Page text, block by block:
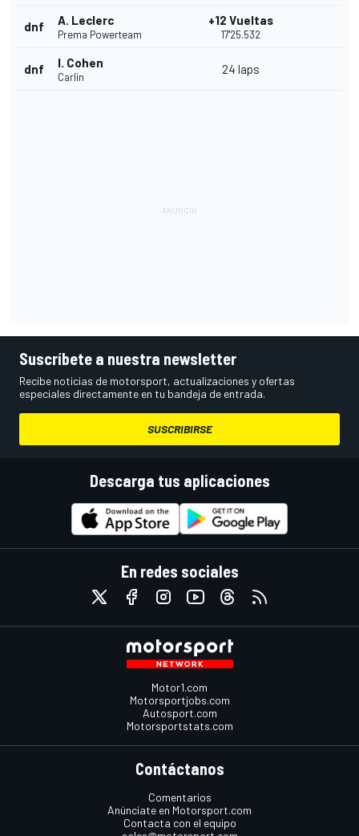
dnf A. Leclerc
Prema Powerteam
+12 Vueltas
17'25.532
dnf I. Cohen
Carlin
24 laps
Suscríbete a nuestra newsletter
Recibe noticias de motorsport, actualizaciones y ofertas
especiales directamente en tu bandeja de entrada.
SUSCRIBIRSE
Descarga tus aplicaciones
En redes sociales
Motor1.com
Motorsportjobs.com
Autosport.com
Motorsportstats.com
Contáctanos
Comentarios
Anúnciate en Motorsport.com
Contacta con el equipo